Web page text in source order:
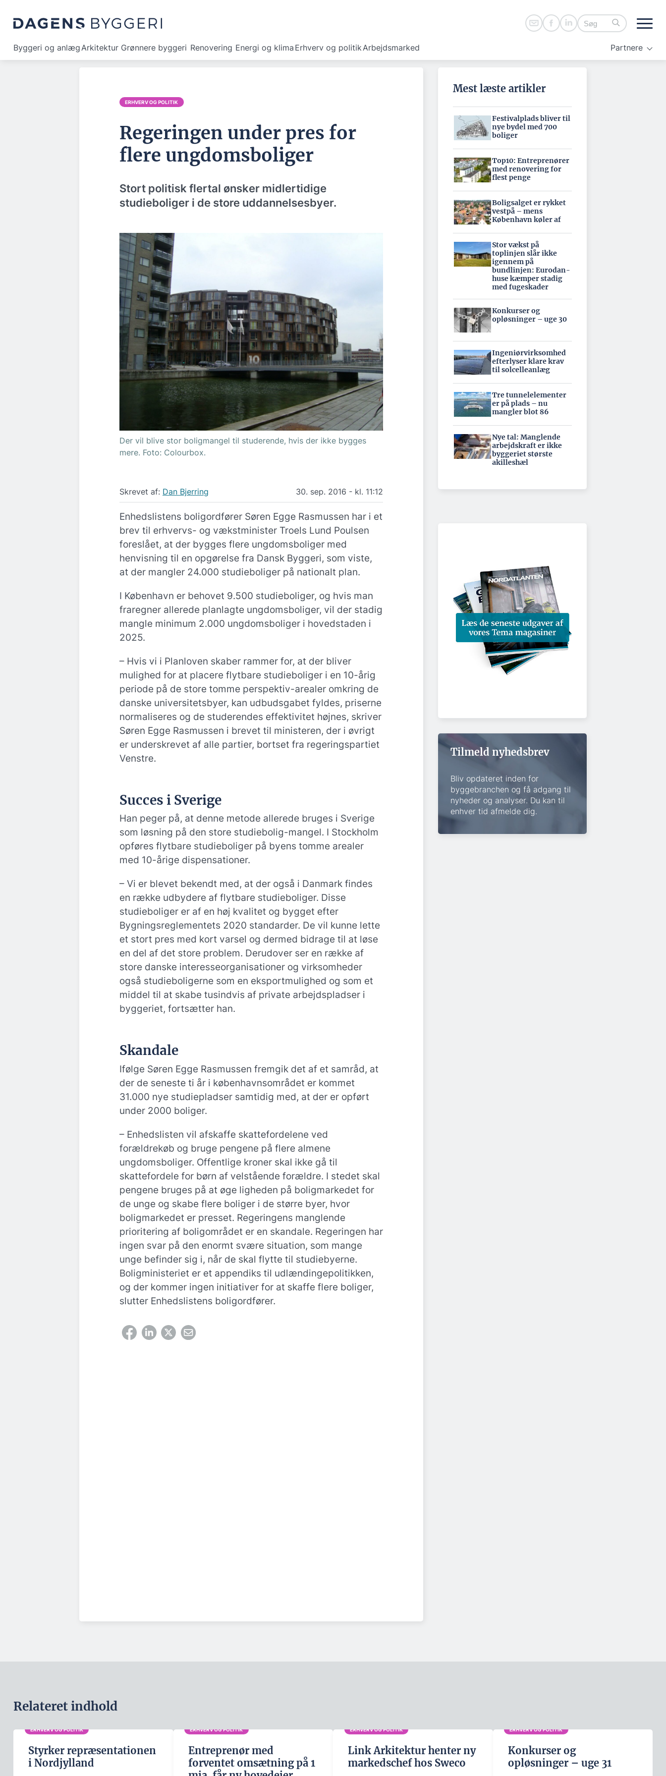
Byggeri og anlægArkitektur Grønnere byggeri Renovering Energi og klima Erhverv og politikArbejdsmarked Partnere
ERHVERV OG POLITIK
Regeringen under pres for
flere ungdomsboliger
Stort politisk flertal ønsker midlertidige
studieboliger i de store uddannelsesbyer.
Der vil blive stor boligmangel til studerende, hvis der ikke bygges
mere. Foto: Colourbox.
Skrevet af: Dan Bjerring 30. sep. 2016 - kl. 11:12
Enhedslistens boligordfører Søren Egge Rasmussen har i et
brev til erhvervs- og vækstminister Troels Lund Poulsen
foreslået, at der bygges flere ungdomsboliger med
henvisning til en opgørelse fra Dansk Byggeri, som viste,
at der mangler 24.000 studieboliger på nationalt plan.
I København er behovet 9.500 studieboliger, og hvis man
fraregner allerede planlagte ungdomsboliger, vil der stadig
mangle minimum 2.000 ungdomsboliger i hovedstaden i
2025.
– Hvis vi i Planloven skaber rammer for, at der bliver
mulighed for at placere flytbare studieboliger i en 10-årig
periode på de store tomme perspektiv-arealer omkring de
danske universitetsbyer, kan udbudsgabet fyldes, priserne
normaliseres og de studerendes effektivitet højnes, skriver
Søren Egge Rasmussen i brevet til ministeren, der i øvrigt
er underskrevet af alle partier, bortset fra regeringspartiet
Venstre.
Succes i Sverige
Han peger på, at denne metode allerede bruges i Sverige
som løsning på den store studiebolig-mangel. I Stockholm
opføres flytbare studieboliger på byens tomme arealer
med 10-årige dispensationer.
– Vi er blevet bekendt med, at der også i Danmark findes
en række udbydere af flytbare studieboliger. Disse
studieboliger er af en høj kvalitet og bygget efter
Bygningsreglementets 2020 standarder. De vil kunne lette
et stort pres med kort varsel og dermed bidrage til at løse
en del af det store problem. Derudover ser en række af
store danske interesseorganisationer og virksomheder
også studieboligerne som en eksportmulighed og som et
middel til at skabe tusindvis af private arbejdspladser i
byggeriet, fortsætter han.
Skandale
Ifølge Søren Egge Rasmussen fremgik det af et samråd, at
der de seneste ti år i københavnsområdet er kommet
31.000 nye studiepladser samtidig med, at der er opført
under 2000 boliger.
– Enhedslisten vil afskaffe skattefordelene ved
forældrekøb og bruge pengene på flere almene
ungdomsboliger. Offentlige kroner skal ikke gå til
skattefordele for børn af velstående forældre. I stedet skal
pengene bruges på at øge ligheden på boligmarkedet for
de unge og skabe flere boliger i de større byer, hvor
boligmarkedet er presset. Regeringens manglende
prioritering af boligområdet er en skandale. Regeringen har
ingen svar på den enormt svære situation, som mange
unge befinder sig i, når de skal flytte til studiebyerne.
Boligministeriet er et appendiks til udlændingepolitikken,
og der kommer ingen initiativer for at skaffe flere boliger,
slutter Enhedslistens boligordfører.
Mest læste artikler
Festivalplads bliver til
nye bydel med 700
boliger
Top10: Entreprenører
med renovering for
flest penge
Boligsalget er rykket
vestpå – mens
København køler af
Stor vækst på
toplinjen slår ikke
igennem på
bundlinjen: Eurodan-
huse kæmper stadig
med fugeskader
Konkurser og
opløsninger – uge 30
Ingeniørvirksomhed
efterlyser klare krav
til solcelleanlæg
Tre tunnelelementer
er på plads – nu
mangler blot 86
Nye tal: Manglende
arbejdskraft er ikke
byggeriet største
akilleshæl
Tilmeld nyhedsbrev
Bliv opdateret inden for
byggebranchen og få adgang til
nyheder og analyser. Du kan til
enhver tid afmelde dig.
Relateret indhold
ERHVERV OG POLITIK
Styrker repræsentationen
i Nordjylland
ERHVERV OG POLITIK
Entreprenør med
forventet omsætning på 1
ERHVERV OG POLITIK
Link Arkitektur henter ny
markedschef hos Sweco
ERHVERV OG POLITIK
Konkurser og
opløsninger – uge 31